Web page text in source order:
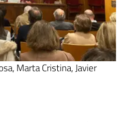
Marta Cristina, Javier